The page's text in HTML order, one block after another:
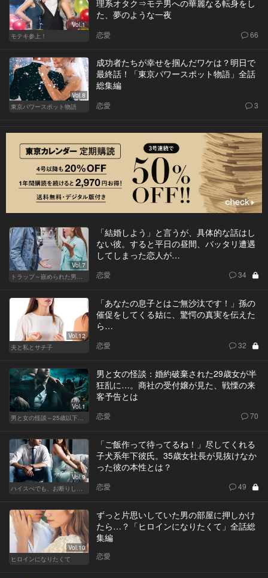
Vol.1
モテキ参上！
理系オタク⇒モテ男への華麗なる転身をし
た、夢のような一夜
恋愛 66
Vol.8
東京パワースポット物語
成功者たちが幸せを掴んだワケは？明日で
最終話！「東京パワースポット物語」全話
総集編
恋愛 3
Vol.7
トラップ～嵌められた男と女～
「結婚しよう」と言うが、具体的な話はし
ない彼。すると平日の昼間、バッタリ遭遇
してしまった恋人が…
恋愛 34
Vol.12
夫と私とサチ子
「あなたの息子とはご無沙汰です！」孫の
催促をしてくる姑に、驚愕の真実を伝えた
ら…
恋愛 32
Vol.1
男と女の怪談～25歳以下閲覧禁止～
男と女の怪談：婚約破棄された29歳女が半
狂乱に…。商社の受付嬢が見た、戦慄の来
客予告とは
恋愛 70
Vol.9
ハイスぺでも、お断りします！
「ご飯作って待ってるね！」尽してくれる
子犬系年下彼氏。35歳女社長が見抜けなか
った彼の本性とは？
恋愛 49
Vol.10
ヒロインになりたくて
ずっと片思いしていた男の部屋に押しかけ
たら…？「ヒロインになりたくて」全話総
集編
恋愛